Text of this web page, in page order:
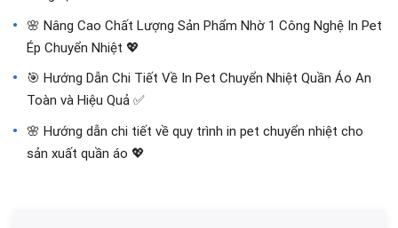
🌸 Nâng Cao Chất Lượng Sản Phẩm Nhờ 1 Công Nghệ In Pet
Ép Chuyển Nhiệt 💖
🎯 Hướng Dẫn Chi Tiết Về In Pet Chuyển Nhiệt Quần Áo An
Toàn và Hiệu Quả ✅
🌸 Hướng dẫn chi tiết về quy trình in pet chuyển nhiệt cho
sản xuất quần áo 💖